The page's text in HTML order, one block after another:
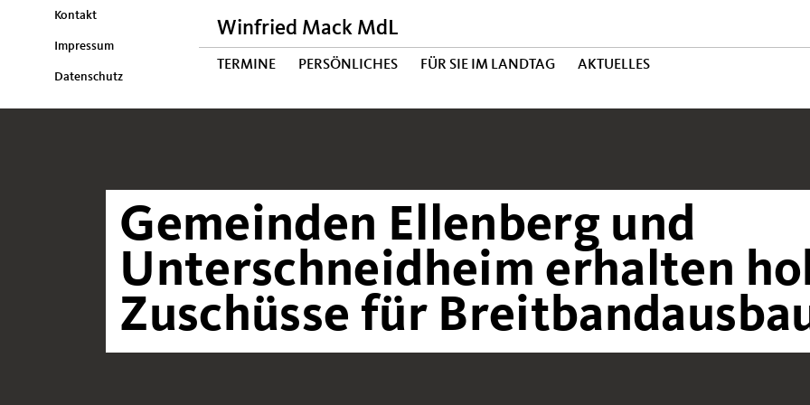
Kontakt
Impressum
Datenschutz
Winfried Mack MdL
TERMINE PERSÖNLICHES FÜR SIE IM LANDTAG AKTUELLES
Gemeinden Ellenberg und
Unterschneidheim erhalten
Zuschüsse für